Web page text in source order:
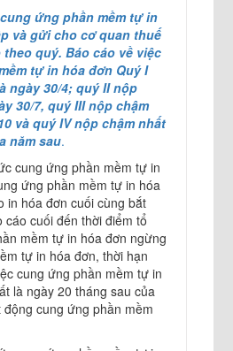
ứng phần mềm tự in
và gửi cho cơ quan thuế
quý. Báo cáo về việc
tự in hóa đơn Quý I
ngày 30/4; quý II nộp
30/7, quý III nộp chậm
và quý IV nộp chậm nhất
năm sau.
cung ứng phần mềm tự in
ứng phần mềm tự in hóa
in hóa đơn cuối cùng bắt
cáo cuối đến thời điểm tổ
mềm tự in hóa đơn ngừng
tự in hóa đơn, thời hạn
cung ứng phần mềm tự in
là ngày 20 tháng sau của
cung ứng phần mềm